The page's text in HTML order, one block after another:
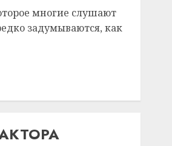
многие слушают
задумываются, как